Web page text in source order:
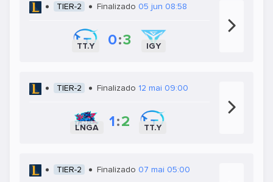
TIER-2 Finalizado 05 jun 08:58
TT.Y 0:3 IGY
TIER-2 Finalizado 12 mai 09:00
LNGA 1:2 TT.Y
TIER-2 Finalizado 07 mai 05:00